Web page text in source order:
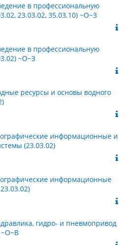
в профессиональную
23.03.02, 35.03.10) ~О~З
в профессиональную
~О~З
ресурсы и основы водного
информационные и
(23.03.02)
информационные
гидро- и пневмопривод
~О~В